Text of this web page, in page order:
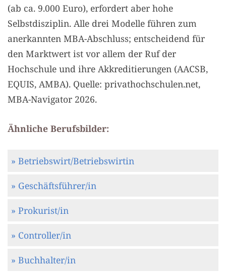
(ab ca. 9.000 Euro), erfordert aber hohe
Selbstdisziplin. Alle drei Modelle führen zum
anerkannten MBA-Abschluss; entscheidend für
den Marktwert ist vor allem der Ruf der
Hochschule und ihre Akkreditierungen (AACSB,
EQUIS, AMBA). Quelle: privathochschulen.net,
MBA-Navigator 2026.
Ähnliche Berufsbilder:
» Betriebswirt/Betriebswirtin
» Geschäftsführer/in
» Prokurist/in
» Controller/in
» Buchhalter/in